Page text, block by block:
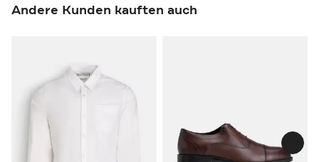
Andere Kunden kauften auch